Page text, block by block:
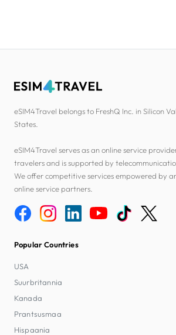
eSIM4Travel belongs to FreshQ Inc. in Silicon
States.
eSIM4Travel serves as an online service
travelers and is supported by
We offer competitive services empowered by
online service partners.
Popular Countries
USA
Suurbritannia
Kanada
Prantsusmaa
Hispaania